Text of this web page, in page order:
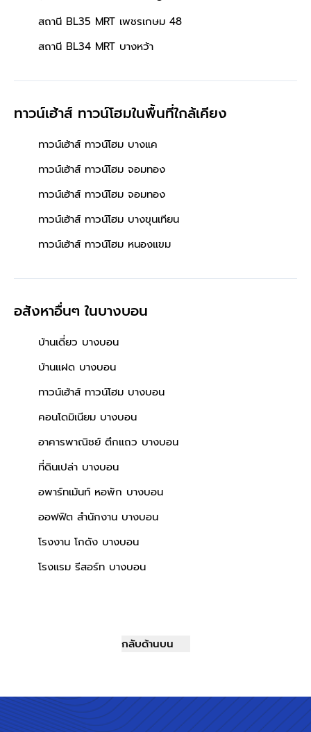
สถานี BL35 MRT เพชรเกษม 48
สถานี BL34 MRT บางหว้า
ทาวน์เฮ้าส์ ทาวน์โฮมในพื้นที่ใกล้เคียง
ทาวน์เฮ้าส์ ทาวน์โฮม บางแค
ทาวน์เฮ้าส์ ทาวน์โฮม จอมทอง
ทาวน์เฮ้าส์ ทาวน์โฮม จอมทอง
ทาวน์เฮ้าส์ ทาวน์โฮม บางขุนเทียน
ทาวน์เฮ้าส์ ทาวน์โฮม หนองแขม
อสังหาอื่นๆในบางบอน
บ้านเดี่ยว บางบอน
บ้านแฝด บางบอน
ทาวน์เฮ้าส์ ทาวน์โฮม บางบอน
คอนโดมิเนียม บางบอน
อาคารพาณิชย์ ตึกแถว บางบอน
ที่ดินเปล่า บางบอน
อพาร์ทเม้นท์ หอพัก บางบอน
ออฟฟิต สำนักงาน บางบอน
โรงงาน โกดัง บางบอน
โรงแรม รีสอร์ท บางบอน
กลับด้านบน